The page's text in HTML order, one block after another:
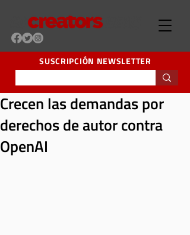
SUSCRIPCIÓN NEWSLETTER
Crecen las demandas por
derechos de autor contra
OpenAI